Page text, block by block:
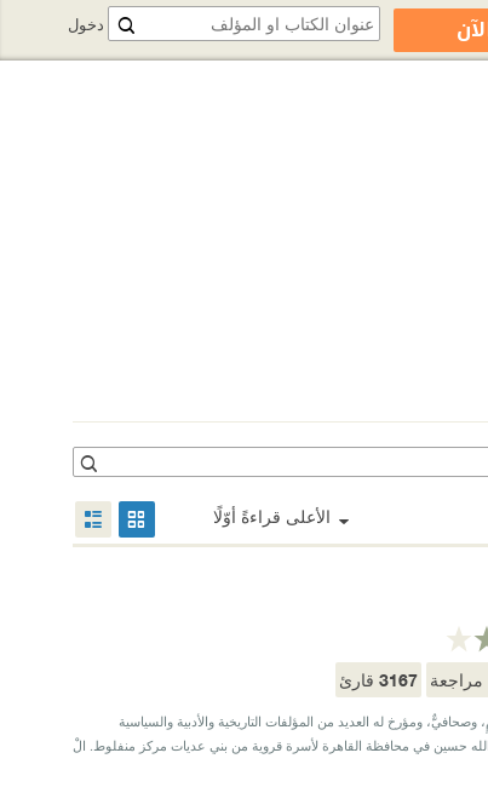
الأعلى قراءةً أوّلًا
مراجعة 3167 قارئ
ومؤرخ له العديد من المؤلفات التاريخية والأدبية والسياسية
الله حسين في محافظة القاهرة لأسرة قروية من بني عديات مركز منفلوط. الْ
دخول